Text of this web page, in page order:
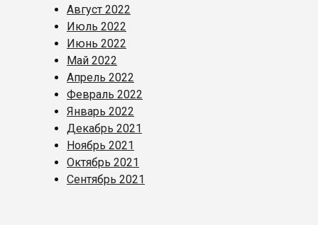
Август 2022
Июль 2022
Июнь 2022
Май 2022
Апрель 2022
Февраль 2022
Январь 2022
Декабрь 2021
Ноябрь 2021
Октябрь 2021
Сентябрь 2021